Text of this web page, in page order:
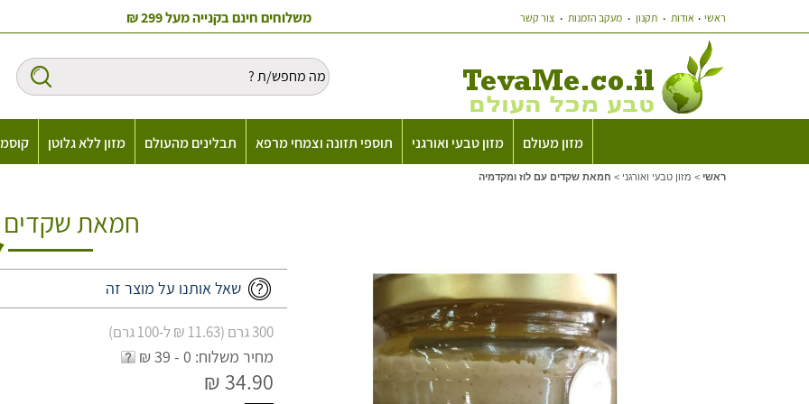
ראשי אודות תקנון מעקב הזמנות צור קשר משלוחים חינם בקנייה מעל 299 ₪
מזון מעולם מזון טבעי ואורגני תוספי תזונה וצמחי מרפא תבלינים מהעולם מזון ללא גלוטן
ראשי > מזון טבעי ואורגני > חמאת שקדים עם לוז ומקדמיה
חמאת שקדים
שאל אותנו על מוצר זה
300 גרם (11.63 ₪ ל-100 גרם)
מחיר משלוח: 0 - 39 ₪
34.90 ₪